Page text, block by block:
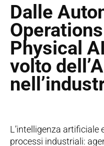
Dalle
Physical
volto
L’intelligenza artificiale
processi industriali: